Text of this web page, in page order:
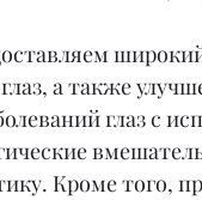
а также
глаз с
Кроме того,